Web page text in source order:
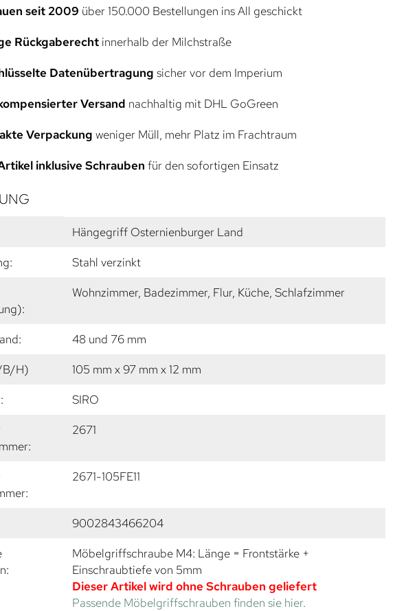
seit 2009 über 150.000 Bestellungen ins All geschickt
Rückgaberechtinnerhalb der Milchstraße
Datenübertragung sicher vor dem Imperium
Versand nachhaltig mit DHL GoGreen
Verpackung weniger Müll, mehr Platz im Frachtraum
inklusive Schrauben für den sofortigen Einsatz
Hängegriff Osternienburger Land
Stahl verzinkt
Wohnzimmer, Badezimmer, Flur, Küche, Schlafzimmer
48 und 76 mm
B/H)
105 mm x 97 mm x 12 mm
SIRO
2671
2671-105FE11
9002843466204
Möbelgriffschraube M4: Länge = Frontstärke +
Einschraubtiefe von 5mm
Dieser Artikel wird ohne Schrauben geliefert
Passende Möbelgriffschrauben finden sie hier.